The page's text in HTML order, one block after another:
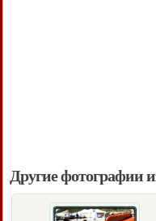
Другие фотографии